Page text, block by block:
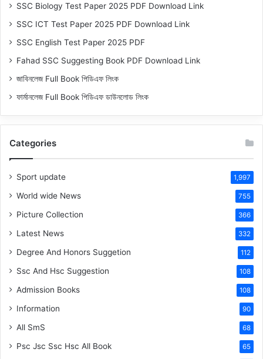
SSC Biology Test Paper 2025 PDF Download Link
SSC ICT Test Paper 2025 PDF Download Link
SSC English Test Paper 2025 PDF
Fahad SSC Suggesting Book PDF Download Link
জাবিনলেজ Full Book পিডিএফ লিংক
ফার্মানলেজ Full Book পিডিএফ ডাউনলোড লিংক
Categories
Sport update 1,997
World wide News 755
Picture Collection 366
Latest News 332
Degree And Honors Suggetion 112
Ssc And Hsc Suggestion 108
Admission Books 108
Information 90
All SmS 68
Psc Jsc Ssc Hsc All Book 65